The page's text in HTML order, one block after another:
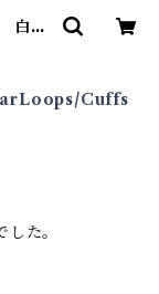
昼
Cuffs
た。